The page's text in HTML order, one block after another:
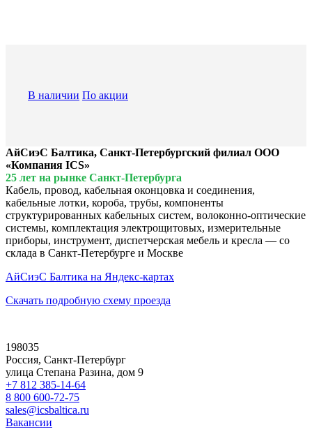
В наличии По акции
АйСиэС Балтика, Санкт-Петербургский филиал ООО
«Компания ICS»
25 лет на рынке Санкт-Петербурга
Кабель, провод, кабельная оконцовка и соединения,
кабельные лотки, короба, трубы, компоненты
структурированных кабельных систем, волоконно-оптические
системы, комплектация электрощитовых, измерительные
приборы, инструмент, диспетчерская мебель и кресла — со
склада в Санкт-Петербурге и Москве
АйСиэС Балтика на Яндекс-картах
Скачать подробную схему проезда
198035
Россия, Санкт-Петербург
улица Степана Разина, дом 9
+7 812 385-14-64
8 800 600-72-75
sales@icsbaltica.ru
Вакансии